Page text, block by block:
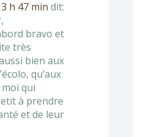
h 47 min dit:
bravo et
très
bien aux
qu’aux
qui
à prendre
et de leur